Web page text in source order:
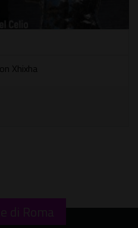
Natura
si trasforma, tutto si
di Roma